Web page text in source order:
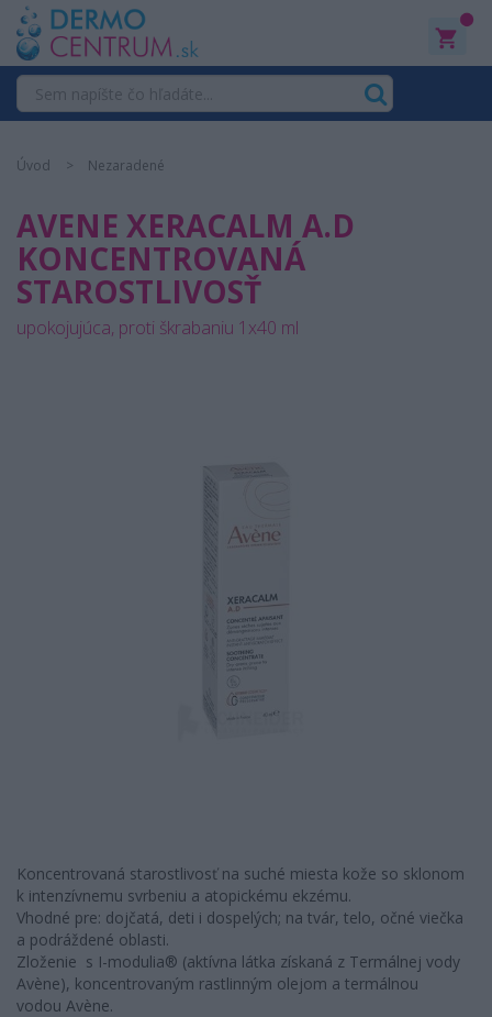
Úvod Nezaradené
AVENE XERACALM A.D
KONCENTROVANÁ
STAROSTLIVOSŤ
upokojujúca, proti škrabaniu 1x40 ml
Koncentrovaná starostlivosť na suché miesta kože so sklonom
k intenzívnemu svrbeniu a atopickému ekzému.
Vhodné pre: dojčatá, deti i dospelých; na tvár, telo, očné viečka
a podráždené oblasti.
Zloženie s I-modulia® (aktívna látka získaná z Termálnej vody
Avène), koncentrovaným rastlinným olejom a termálnou
vodou Avène.